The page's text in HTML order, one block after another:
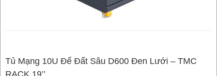
Tủ Mạng 10U Để Đất Sâu D600 Đen Lưới – TMC